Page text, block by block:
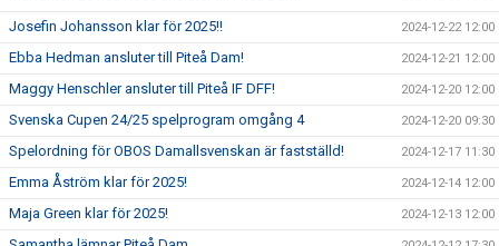
Josefin Johansson klar för 2025!! 2024-12-22 12:00
Ebba Hedman ansluter till Piteå Dam! 2024-12-21 12:00
Maggy Henschler ansluter till Piteå IF DFF! 2024-12-20 12:00
Svenska Cupen 24/25 spelprogram omgång 4 2024-12-20 09:30
Spelordning för OBOS Damallsvenskan är fastställd! 2024-12-17 11:30
Emma Åström klar för 2025! 2024-12-14 12:00
Maja Green klar för 2025! 2024-12-13 12:00